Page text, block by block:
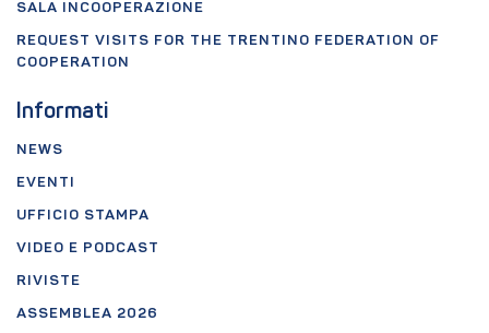
SALA INCOOPERAZIONE
REQUEST VISITS FOR THE TRENTINO FEDERATION OF
COOPERATION
Informati
NEWS
EVENTI
UFFICIO STAMPA
VIDEO E PODCAST
RIVISTE
ASSEMBLEA 2026